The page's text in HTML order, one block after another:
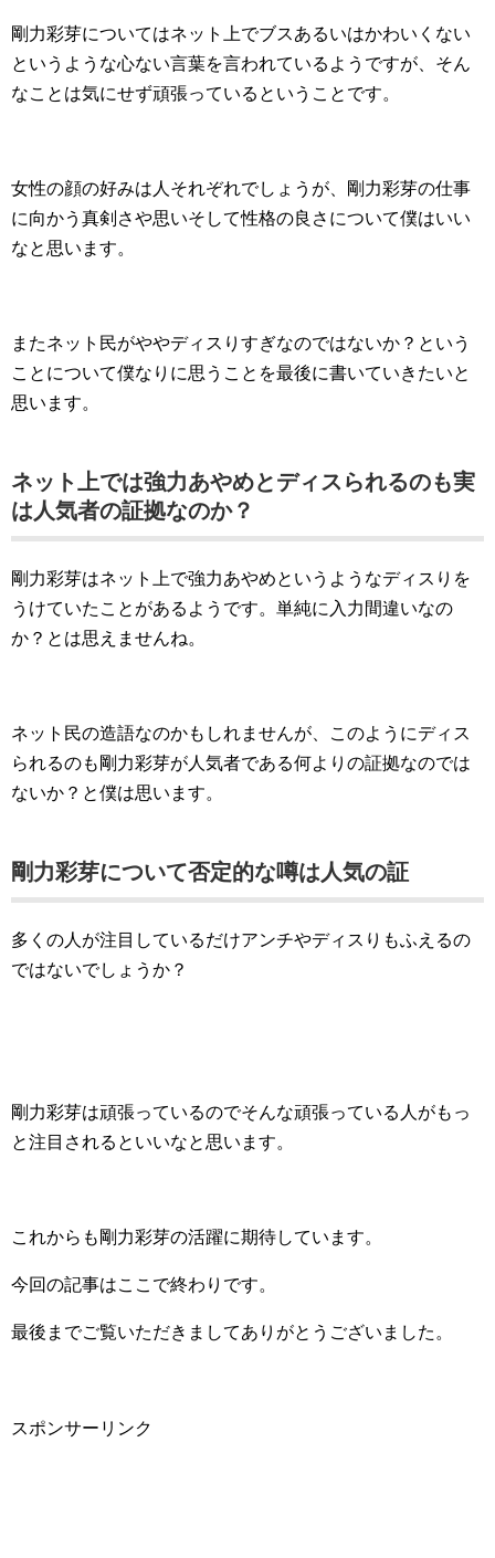
剛力彩芽についてはネット上でブスあるいはかわいくない
というような心ない言葉を言われているようですが、そん
なことは気にせず頑張っているということです。
女性の顔の好みは人それぞれでしょうが、剛力彩芽の仕事
に向かう真剣さや思いそして性格の良さについて僕はいい
なと思います。
またネット民がややディスりすぎなのではないか？という
ことについて僕なりに思うことを最後に書いていきたいと
思います。
ネット上では強力あやめとディスられるのも実
は人気者の証拠なのか？
剛力彩芽はネット上で強力あやめというようなディスりを
うけていたことがあるようです。単純に入力間違いなの
か？とは思えませんね。
ネット民の造語なのかもしれませんが、このようにディス
られるのも剛力彩芽が人気者である何よりの証拠なのでは
ないか？と僕は思います。
剛力彩芽について否定的な噂は人気の証
多くの人が注目しているだけアンチやディスりもふえるの
ではないでしょうか？
剛力彩芽は頑張っているのでそんな頑張っている人がもっ
と注目されるといいなと思います。
これからも剛力彩芽の活躍に期待しています。
今回の記事はここで終わりです。
最後までご覧いただきましてありがとうございました。
スポンサーリンク